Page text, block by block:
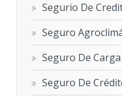
Segurio De
Seguro
Seguro De
Seguro De